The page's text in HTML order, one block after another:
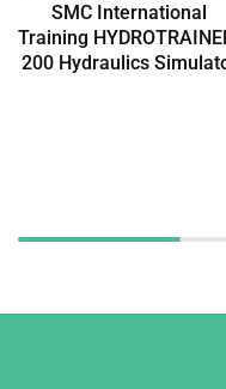
SMC International
Training
200 Hydraulics